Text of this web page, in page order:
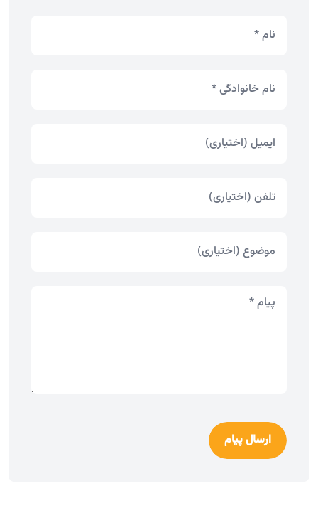
ارسال پیام